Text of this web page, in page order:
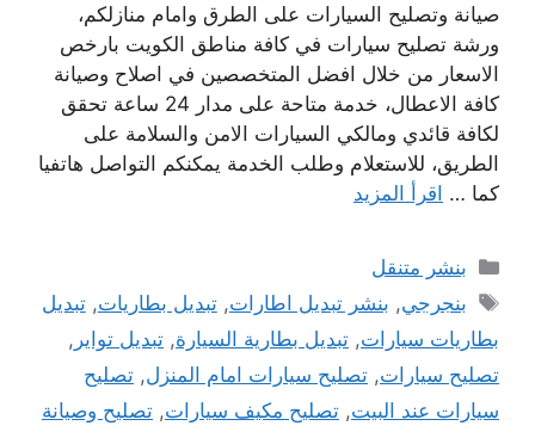
صيانة وتصليح السيارات على الطرق وامام منازلكم،
ورشة تصليح سيارات في كافة مناطق الكويت بارخص
الاسعار من خلال افضل المتخصصين في اصلاح وصيانة
كافة الاعطال، خدمة متاحة على مدار 24 ساعة تحقق
لكافة قائدي ومالكي السيارات الامن والسلامة على
الطريق، للاستعلام وطلب الخدمة يمكنكم التواصل هاتفيا
كما … اقرأ المزيد
التصنيفات
بنشر متنقل
الوسوم
بنجرجي, بنشر تبديل اطارات,تبديل بطاريات,تبديل
بطاريات سيارات, تبديل بطارية السيارة, تبديل تواير ,
تصليح سيارات, تصليح سيارات امام المنزل, تصليح
سيارات عند البيت, تصليح مكيف سيارات, تصليح وصيانة